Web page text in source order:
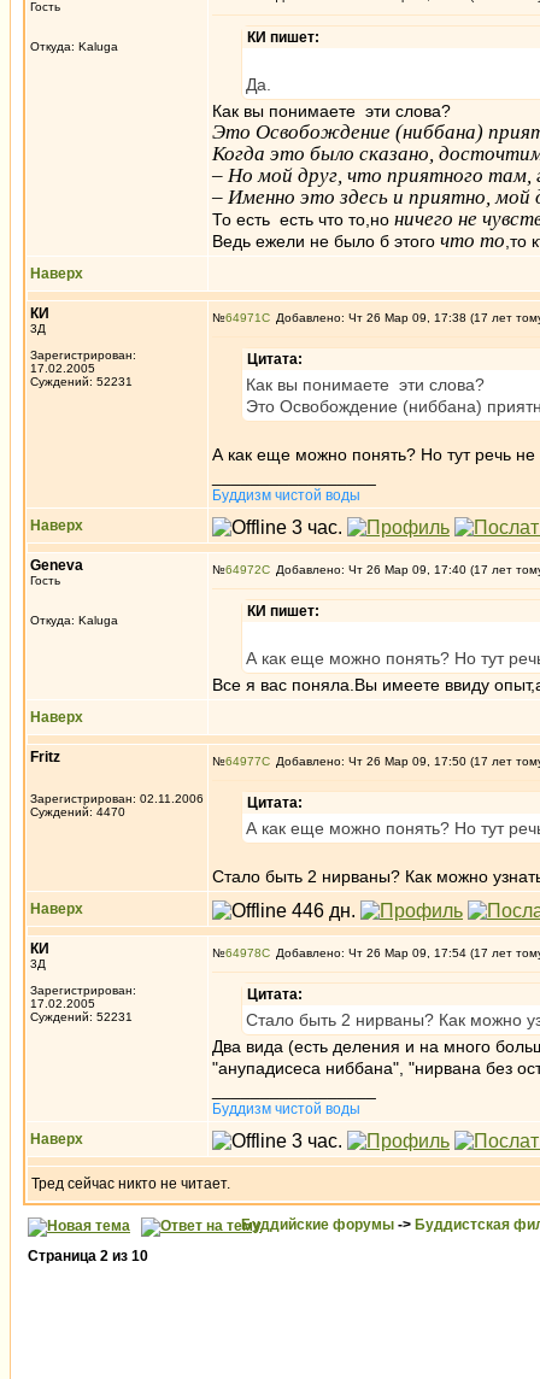
Гость
Откуда: Kaluga
КИ пишет:
Да.
Как вы понимаете эти слова?
Это Освобождение (ниббана)
Когда это было сказано,
– Но мой друг, что приятного там,
– Именно это здесь и приятно, мой
То есть есть что то,но ничего не
Ведь ежели не было б этого что то ,то
Наверх
КИ
3Д
Зарегистрирован:
17.02.2005
Суждений: 52231
№64971 Добавлено: Чт 26 Мар 09, 17:38 (17 лет
Цитата:
Как вы понимаете эти слова?
Это Освобождение (ниббана)
А как еще можно понять? Но тут речь
Буддизм чистой воды
Наверх
Genеva
Гость
Откуда: Kaluga
№64972 Добавлено: Чт 26 Мар 09, 17:40 (17 лет
КИ пишет:
А как еще можно понять? Но тут
Все я вас поняла.Вы имеете ввиду
Наверх
Fritz
Зарегистрирован: 02.11.2006
Суждений: 4470
№64977 Добавлено: Чт 26 Мар 09, 17:50 (17 лет
Цитата:
А как еще можно понять? Но тут
Стало быть 2 нирваны? Как можно
Наверх
КИ
3Д
Зарегистрирован:
17.02.2005
Суждений: 52231
№64978 Добавлено: Чт 26 Мар 09, 17:54 (17 лет
Цитата:
Стало быть 2 нирваны? Как можно
Два вида (есть деления и на много
"анупадисеса ниббана", "нирвана без
Буддизм чистой воды
Наверх
Тред сейчас никто не читает.
Буддийские форумы -> Буддистская
Страница 2 из 10